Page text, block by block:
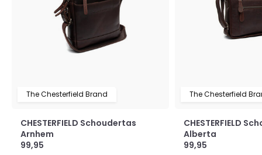
The Chesterfield Brand
CHESTERFIELD Schoudertas
Arnhem
99,95
The Chesterfield
CHESTERFIELD
Alberta
99,95